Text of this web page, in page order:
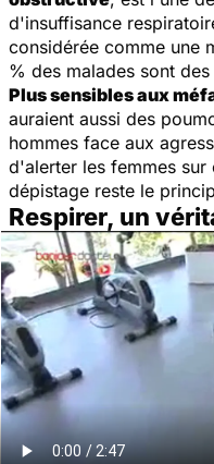
d'insuffisance
considérée comme une
% des malades sont
Plus sensibles aux
auraient aussi des
hommes face aux
d'alerter les femmes
dépistage reste le
Respirer, un